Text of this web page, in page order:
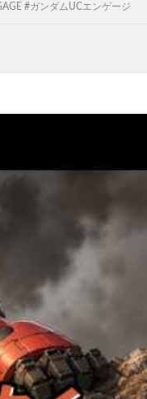
#ガンダムUCエンゲージ